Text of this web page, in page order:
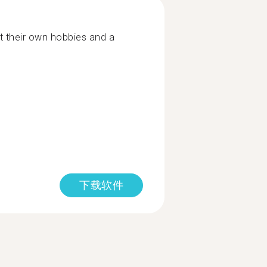
their own hobbies and a
下载软件